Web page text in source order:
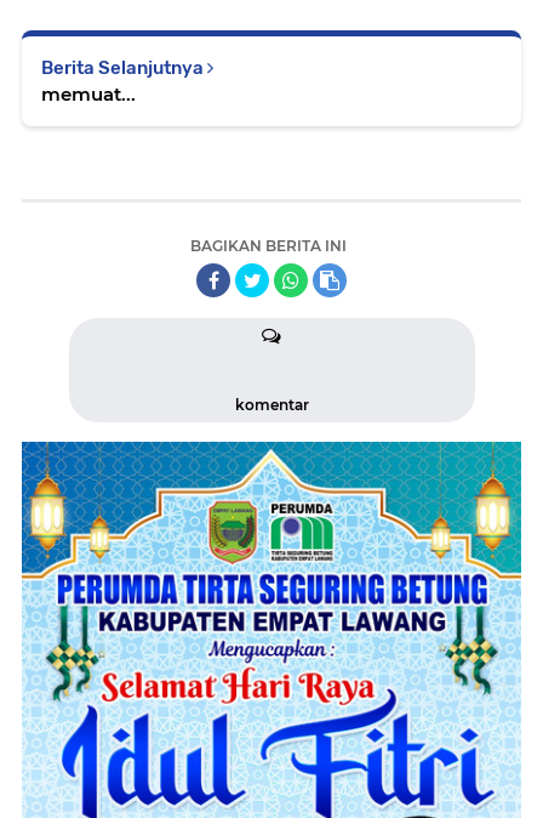
Berita Selanjutnya
memuat...
BAGIKAN BERITA INI
komentar